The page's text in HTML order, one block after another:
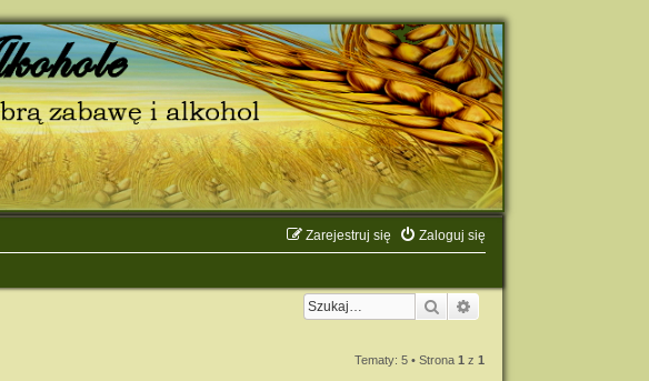
Zaloguj się
Zarejestruj się
Szukaj
Tematy: 5 • Strona1 z1